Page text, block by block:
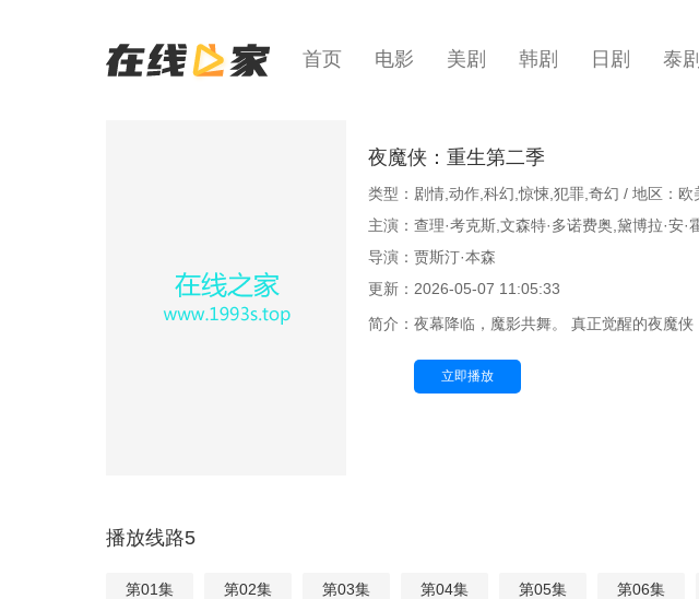
首页 电影 美剧 韩剧 日剧 泰剧
夜魔侠：重生第二季
类型：剧情,动作,科幻,惊悚,犯罪,奇幻 / 地区：欧
主演：查理·考克斯,文森特·多诺费奥,黛博拉·安
导演：贾斯汀·本森
更新：2026-05-07 11:05:33
简介： 夜幕降临，魔影共舞。 真正觉醒的夜魔
立即播放
播放线路5
第01集 第02集 第03集 第04集 第05集 第06集